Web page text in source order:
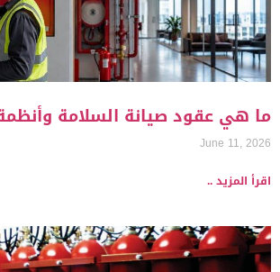
ما هي عقود صيانة السلامة
June 11, 2026
اقرأ المزيد ..